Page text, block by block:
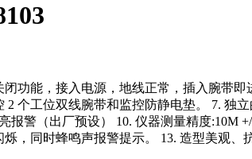
功能，接入电源，地线正常，插入腕带
个工位双线腕带和监控防静电垫。 7. 独
报警（出厂预设） 10. 仪器测量精度:10M
，同时蜂鸣声报警提示。 13. 造型美观、